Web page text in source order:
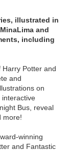
illustrated in
and
including
Harry Potter and
and
on
Bus, reveal
more!
winning
and Fantastic